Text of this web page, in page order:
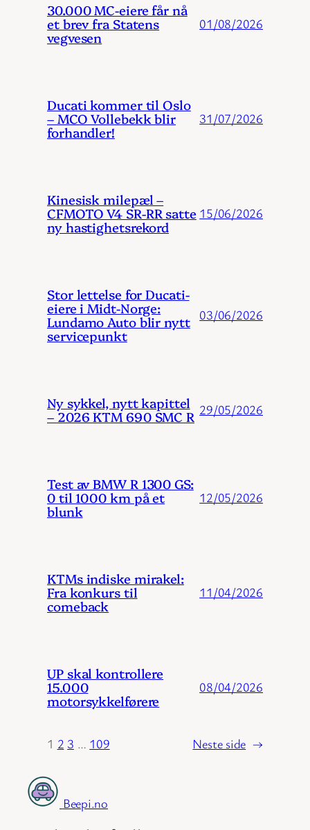
30.000 MC-eiere får nå
et brev fra Statens
vegvesen
01/08/2026
Ducati kommer til Oslo
– MCO Vollebekk blir
forhandler!
31/07/2026
Kinesisk milepæl –
CFMOTO V4 SR-RR satte
ny hastighetsrekord
15/06/2026
Stor lettelse for Ducati-
eiere i Midt-Norge:
Lundamo Auto blir nytt
servicepunkt
03/06/2026
Ny sykkel, nytt kapittel
– 2026 KTM 690 SMC R 29/05/2026
Test av BMW R 1300 GS:
0 til 1000 km på et
blunk
12/05/2026
KTMs indiske mirakel:
Fra konkurs til
comeback
11/04/2026
UP skal kontrollere
15.000
motorsykkelførere
08/04/2026
1 2 3 … 109 Neste side →
Beepi.no